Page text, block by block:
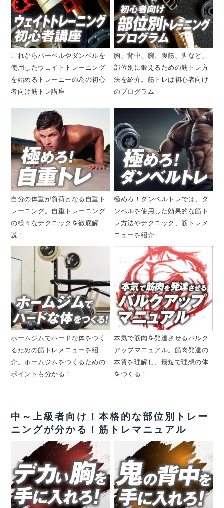
これからバーベルやダンベルを
使用したウェイトトレーニング
を始めるトレーニーの為の初心
者向け筋トレ講座
胸、背中、腕、腹筋、脚など、
部位別に鍛えるための筋トレ方
法を紹介。筋トレは初心者向け
のプログラム
自分の体重が負荷となる自重ト
レーニング。自重トレーニング
の様々なテクニックを徹底解
説！
極めろ！ダンベルトレでは、ダ
ンベルを使用した効果的な筋ト
レ方法やテクニック、筋トレメ
ニューを紹介
ホームジムでハードな体をつく
るための筋トレメニューを紹
介。ホームジムをつくるための
ポイントも分かる！
本気で筋肉を発達させるバルク
アップマニュアル。筋肉発達の
本質を理解し、最短で理想の体
をつくる！
中～上級者向け！本格的な部位別トレー
ニングが分かる！筋トレマニュアル